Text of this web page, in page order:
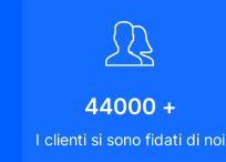
44000+
I clienti si sono fidati di noi